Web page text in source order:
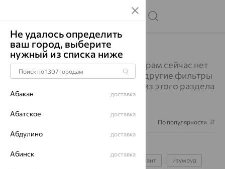
Главная Каталог Серьги Серьги
Изделий по выбранным фильтрам сейчас нет
в наличии. Вы можете выбрать другие фильтры
или посмотреть все украшения из этого раздела
По популярности
бриллиант изумруд
Не удалось определить
ваш город, выберите
нужный из списка ниже
Абакан доставка
Абатское доставка
Абдулино доставка
Абинск доставка